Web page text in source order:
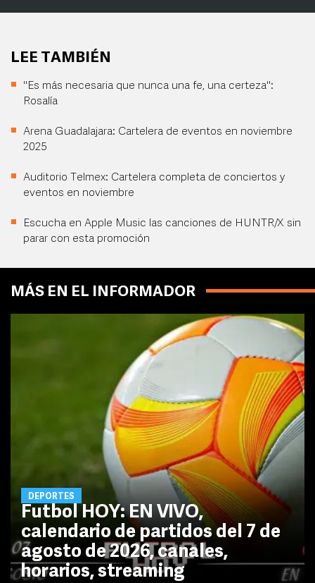
LEE TAMBIÉN
"Es más necesaria que nunca una fe, una certeza":
Rosalía
Arena Guadalajara: Cartelera de eventos en noviembre
2025
Auditorio Telmex: Cartelera completa de conciertos y
eventos en noviembre
Escucha en Apple Music las canciones de HUNTR/X sin
parar con esta promoción
MÁS EN EL INFORMADOR
DEPORTES
Futbol HOY: EN VIVO,
calendario de partidos del 7 de
agosto de 2026, canales,
horarios, streaming